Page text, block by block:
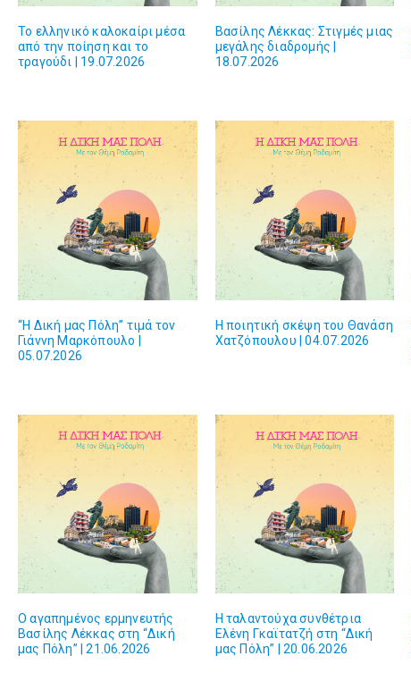
Το ελληνικό καλοκαίρι μέσα
από την ποίηση και το
τραγούδι | 19.07.2026
Βασίλης Λέκκας: Στιγμές μιας
μεγάλης διαδρομής |
18.07.2026
“Η Δική μας Πόλη” τιμά τον
Γιάννη Μαρκόπουλο |
05.07.2026
Η ποιητική σκέψη του Θανάση
Χατζόπουλου | 04.07.2026
Ο αγαπημένος ερμηνευτής
Βασίλης Λέκκας στη “Δική
μας Πόλη” | 21.06.2026
Η ταλαντούχα συνθέτρια
Ελένη Γκαϊτατζή στη “Δική
μας Πόλη” | 20.06.2026